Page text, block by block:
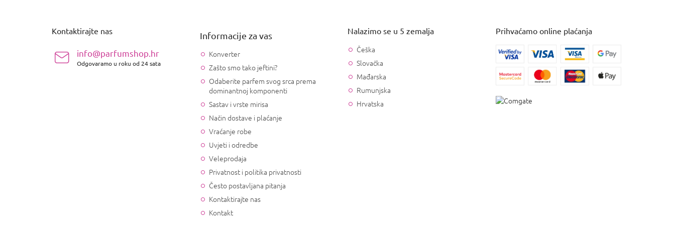
Kontaktirajte nas
info@parfumshop.hr
Odgovaramo u roku od 24 sata
Informacije za vas
Konverter
Zašto smo tako jeftini?
Odaberite parfem svog srca prema
dominantnoj komponenti
Sastav i vrste mirisa
Način dostave i plaćanje
Vraćanje robe
Uvjeti i odredbe
Veleprodaja
Privatnost i politika privatnosti
Često postavljana pitanja
Kontaktirajte nas
Kontakt
Nalazimo se u 5 zemalja
Češka
Slovačka
Mađarska
Rumunjska
Hrvatska
Prihvaćamo online plaćanja